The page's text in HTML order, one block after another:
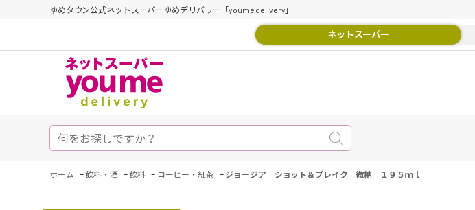
ゆめタウン公式ネットスーパーゆめデリバリー「youme delivery」
ネットスーパー
ホーム -飲料・酒 -飲料 - コーヒー・紅茶 - ジョージア ショット＆ブレイク 微糖 １９５ｍｌ